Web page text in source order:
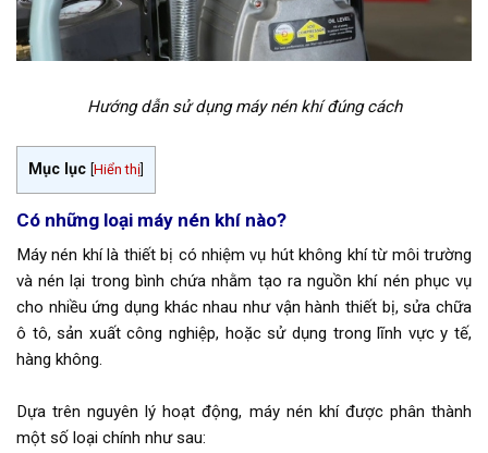
Hướng dẫn sử dụng máy nén khí đúng cách
Mục lục Hiển thị
Có những loại máy nén khí nào?
Máy nén khí là thiết bị có nhiệm vụ hút không khí từ môi trường
và nén lại trong bình chứa nhằm tạo ra nguồn khí nén phục vụ
cho nhiều ứng dụng khác nhau như vận hành thiết bị, sửa chữa
ô tô, sản xuất công nghiệp, hoặc sử dụng trong lĩnh vực y tế,
hàng không.
Dựa trên nguyên lý hoạt động, máy nén khí được phân thành
một số loại chính như sau: